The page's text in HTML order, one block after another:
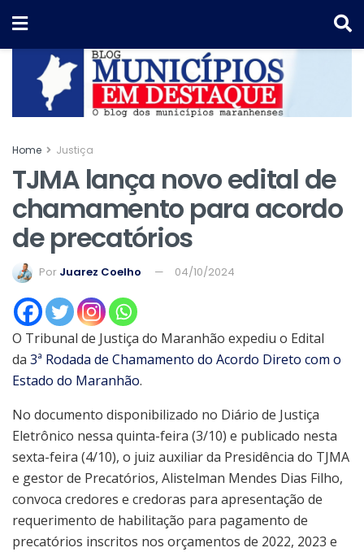
Home Justiça
TJMA lança novo edital de
chamamento para acordo
de precatórios
Por Juarez Coelho 04/10/2024
O Tribunal de Justiça do Maranhão expediu o Edital
da 3ª Rodada de Chamamento do Acordo Direto com o
Estado do Maranhão.
No documento disponibilizado no Diário de Justiça
Eletrônico nessa quinta-feira (3/10) e publicado nesta
sexta-feira (4/10), o juiz auxiliar da Presidência do TJMA
e gestor de Precatórios, Alistelman Mendes Dias Filho,
convoca credores e credoras para apresentação de
requerimento de habilitação para pagamento de
precatórios inscritos nos orçamentos de 2022, 2023 e